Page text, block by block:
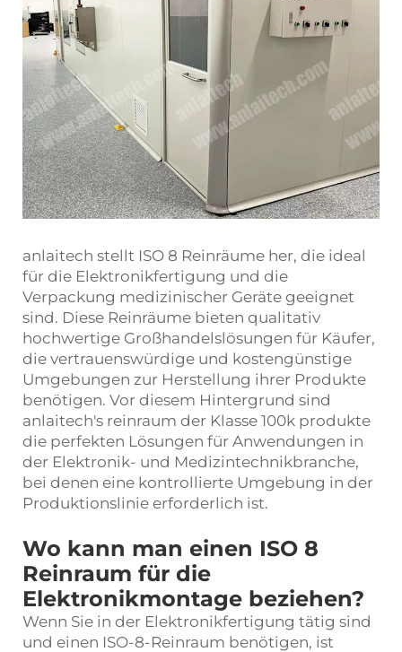
anlaitech stellt ISO 8 Reinräume her, die ideal
für die Elektronikfertigung und die
Verpackung medizinischer Geräte geeignet
sind. Diese Reinräume bieten qualitativ
hochwertige Großhandelslösungen für Käufer,
die vertrauenswürdige und kostengünstige
Umgebungen zur Herstellung ihrer Produkte
benötigen. Vor diesem Hintergrund sind
anlaitech's reinraum der Klasse 100k produkte
die perfekten Lösungen für Anwendungen in
der Elektronik- und Medizintechnikbranche,
bei denen eine kontrollierte Umgebung in der
Produktionslinie erforderlich ist.
Wo kann man einen ISO 8
Reinraum für die
Elektronikmontage beziehen?
Wenn Sie in der Elektronikfertigung tätig sind
und einen ISO-8-Reinraum benötigen, ist